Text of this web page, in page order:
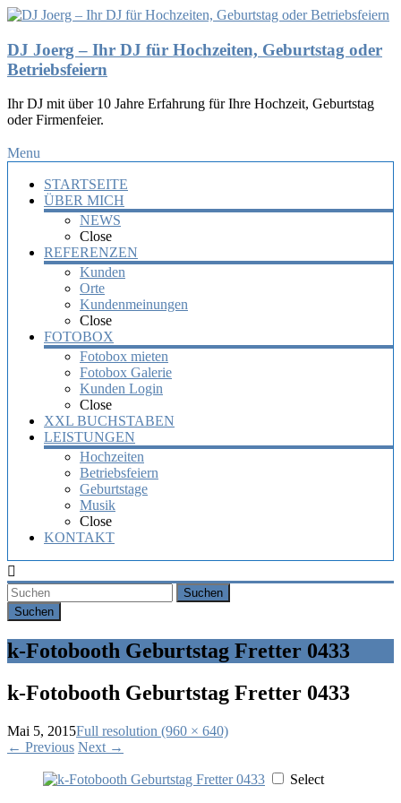
DJ Joerg – Ihr DJ für Hochzeiten, Geburtstag oder
Betriebsfeiern
Ihr DJ mit über 10 Jahre Erfahrung für Ihre Hochzeit, Geburtstag
oder Firmenfeier.
Menu
STARTSEITE
ÜBER MICH
NEWS
Close
REFERENZEN
Kunden
Orte
Kundenmeinungen
Close
FOTOBOX
Fotobox mieten
Fotobox Galerie
Kunden Login
Close
XXL BUCHSTABEN
LEISTUNGEN
Hochzeiten
Betriebsfeiern
Geburtstage
Musik
Close
KONTAKT
Suchen
k-Fotobooth Geburtstag Fretter 0433
k-Fotobooth Geburtstag Fretter 0433
Mai 5, 2015Full resolution (960 × 640)
← Previous Next →
Select